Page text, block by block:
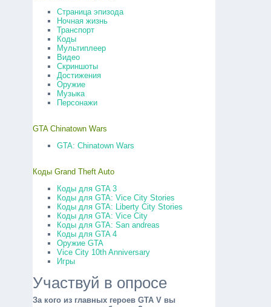
Страница эпизода
Ночная жизнь
Транспорт
Коды
Мультиплеер
Видео
Скриншоты
Достижения
Оружие
Музыка
Персонажи
GTA Chinatown Wars
GTA: Chinatown Wars
Коды Grand Theft Auto
Коды для GTA 3
Коды для GTA: Vice City Stories
Коды для GTA: Liberty City Stories
Коды для GTA: Vice City
Коды для GTA: San andreas
Коды для GTA 4
Оружие GTA
Vice City 10th Anniversary
Игры
Участвуй в опросе
За кого из главных героев GTA V вы